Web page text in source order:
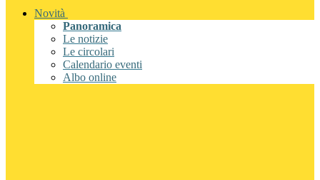
Novità
Panoramica
Le notizie
Le circolari
Calendario eventi
Albo online